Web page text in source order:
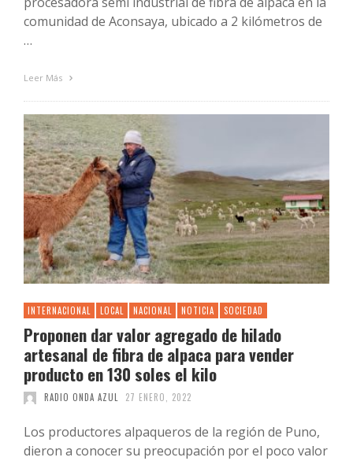
comunidad de Aconsaya, ubicado a 2 kilómetros de
…
Leer Más
INTERNACIONAL LOCAL NACIONAL NOTICIA SOCIEDAD
Proponen dar valor agregado de hilado
artesanal de fibra de alpaca para vender
producto en 130 soles el kilo
RADIO ONDA AZUL 27 ENERO, 2022
Los productores alpaqueros de la región de Puno,
dieron a conocer su preocupación por el poco valor